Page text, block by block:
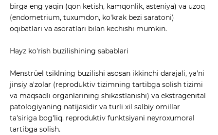
birga eng yaqin (qon ketish, kamqonlik, asteniya) va uzoq
(endometrium, tuxumdon, ko'krak bezi saratoni)
oqibatlari va asoratlari bilan kechishi mumkin.
Hayz ko'rish buzilishining sabablari
Menstrüel tsiklning buzilishi asosan ikkinchi darajali, ya'ni
jinsiy a'zolar (reproduktiv tizimning tartibga solish tizimi
va maqsadli organlarining shikastlanishi) va ekstragenital
patologiyaning natijasidir va turli xil salbiy omillar
ta'siriga bog'liq. reproduktiv funktsiyani neyroxumoral
tartibga solish.